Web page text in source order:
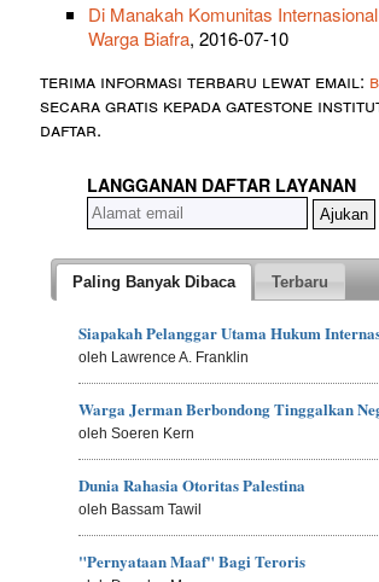
Di Manakah Komunitas
Warga Biafra, 2016-07-10
terima informasi terbaru lewat email:
secara gratis kepada gatestone
daftar.
LANGGANAN DAFTAR LAYANAN
Paling Banyak Dibaca Terbaru
Siapakah Pelanggar Utama Hukum
oleh Lawrence A. Franklin
Warga Jerman Berbondong Tinggalkan
oleh Soeren Kern
Dunia Rahasia Otoritas Palestina
oleh Bassam Tawil
"Pernyataan Maaf" Bagi Teroris